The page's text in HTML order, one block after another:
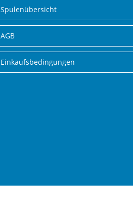
Spulenübersicht
AGB
Einkaufsbedingungen